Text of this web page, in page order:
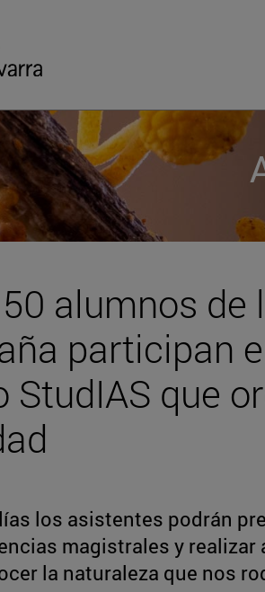
alumnos de
participan
StudIAS que
los asistentes podrán
magistrales y realizar
la naturaleza que nos